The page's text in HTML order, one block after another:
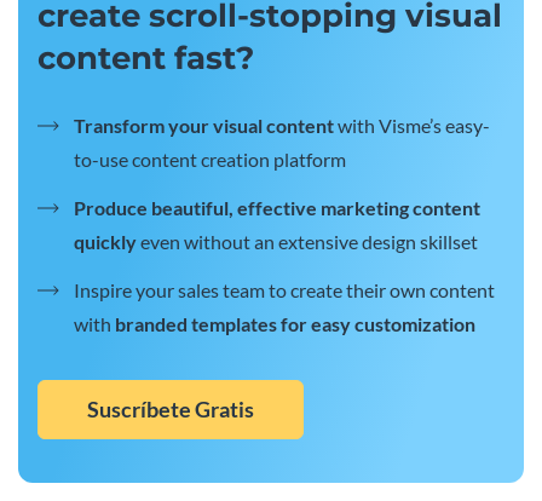
create scroll-stopping visual
content fast?
Transform your visual contentwith Visme’s easy-
to-use content creation platform
Produce beautiful, effective marketing content
quicklyeven without an extensive design skillset
Inspire your sales team to create their own content
with branded templates for easy customization
Suscríbete Gratis